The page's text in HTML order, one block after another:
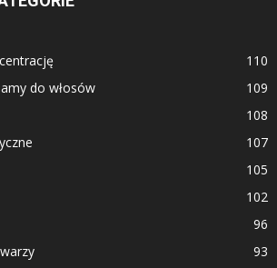
110
do włosów
109
108
107
105
102
96
93